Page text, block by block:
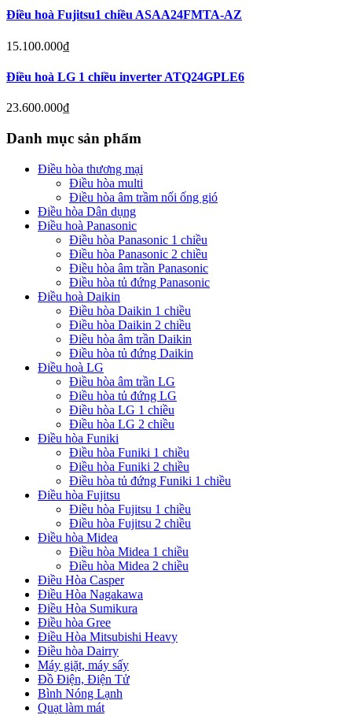
Điều hoà Fujitsu1 chiều ASAA24FMTA-AZ
15.100.000₫
Điều hoà LG 1 chiều inverter ATQ24GPLE6
23.600.000₫
Danh mục sản phẩm
Điều hòa thương mại
Điều hòa multi
Điều hòa âm trầm nối ống gió
Điều hòa Dân dụng
Điều hoà Panasonic
Điều hòa Panasonic 1 chiều
Điều hòa Panasonic 2 chiều
Điều hòa âm trần Panasonic
Điều hòa tủ đứng Panasonic
Điều hoà Daikin
Điều hòa Daikin 1 chiều
Điều hòa Daikin 2 chiều
Điều hòa âm trần Daikin
Điều hòa tủ đứng Daikin
Điều hoà LG
Điều hòa âm trần LG
Điều hòa tủ đứng LG
Điều hòa LG 1 chiều
Điều hòa LG 2 chiều
Điều hòa Funiki
Điều hòa Funiki 1 chiều
Điều hòa Funiki 2 chiều
Điều hòa tủ đứng Funiki 1 chiều
Điều hòa Fujitsu
Điều hòa Fujitsu 1 chiều
Điều hòa Fujitsu 2 chiều
Điều hòa Midea
Điều hòa Midea 1 chiều
Điều hòa Midea 2 chiều
Điều Hòa Casper
Điều Hòa Nagakawa
Điều Hòa Sumikura
Điều hòa Gree
Điều Hòa Mitsubishi Heavy
Điều hòa Dairry
Máy giặt, máy sấy
Đồ Điện, Điện Tử
Bình Nóng Lạnh
Quạt làm mát